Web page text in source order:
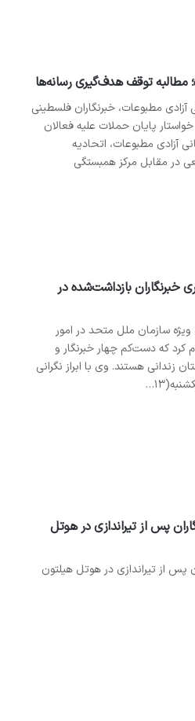
مطالبه توقف هدف‌گیری رسانه‌ها
آزادی مطبوعات، خبرنگاران فلسطینی
پایان حملات علیه فعالان
آزادی مطبوعات، اتحادیه
در مقابل مرکز همبستگی
خبرنگاران بازداشت‌شده در
ویژه سازمان ملل متحد در امور
کرد که دست‌کم چهار خبرنگار و
زندانی هستند. وی با ابراز نگرانی
پس از تیراندازی در هوتل
پس از تیراندازی در هوتل هیلتون